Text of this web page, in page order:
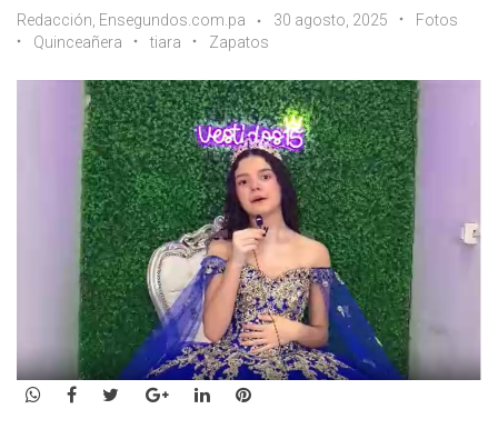
Redacción, Ensegundos.com.pa 30 agosto, 2025
Fotos
Quinceañera
tiara Zapatos
WhatsApp
Facebook
TwitterGoogle+LinkedInPinterest